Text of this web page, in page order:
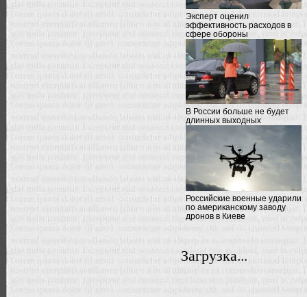
Эксперт оценил
эффективность расходов в
сфере обороны
В России больше не будет
длинных выходных
Российские военные ударили
по американскому заводу
дронов в Киеве
Загрузка...